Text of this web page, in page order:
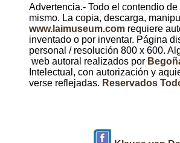
Advertencia.- Todo el contendio de
mismo. La copia, descarga,
www.laimuseum.com requiere
inventado o por inventar. Página
personal / resolución 800 x 600.
web autoral realizados por
Intelectual, con autorización y
verse reflejadas. Reservados